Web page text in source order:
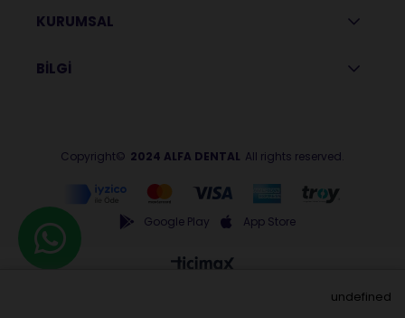
KURUMSAL
BİLGİ
Copyright© 2024 ALFA DENTAL All rights reserved.
Google Play App Store
undefined